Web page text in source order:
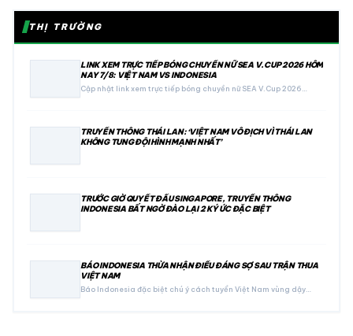
THỊ TRƯỜNG
LINK XEM TRỰC TIẾP BÓNG CHUYỀN NỮ SEA V.CUP 2026 HÔM
NAY 7/8: VIỆT NAM VS INDONESIA
Cập nhật link xem trực tiếp bóng chuyền nữ SEA V.Cup 2026…
TRUYỀN THÔNG THÁI LAN: ‘VIỆT NAM VÔ ĐỊCH VÌ THÁI LAN
KHÔNG TUNG ĐỘI HÌNH MẠNH NHẤT’
TRƯỚC GIỜ QUYẾT ĐẤU SINGAPORE, TRUYỀN THÔNG
INDONESIA BẤT NGỜ ĐÀO LẠI 2 KÝ ỨC ĐẶC BIỆT
BÁO INDONESIA THỪA NHẬN ĐIỀU ĐÁNG SỢ SAU TRẬN THUA
VIỆT NAM
Báo Indonesia đặc biệt chú ý cách tuyển Việt Nam vùng dậy…